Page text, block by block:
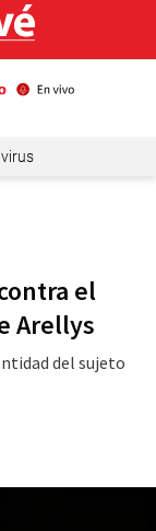
el
Arellys
del sujeto